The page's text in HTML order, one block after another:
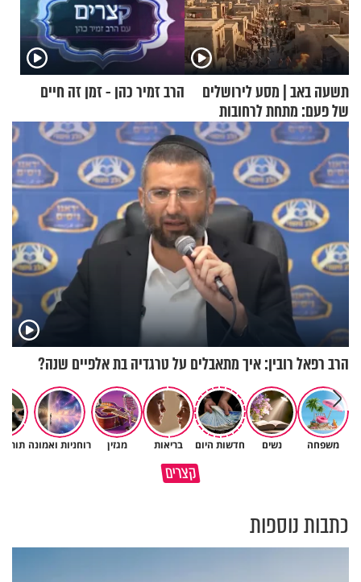
תשעה באב | מסע לירושלים
של פעם: מתחת לרחובות
ירושלים
הרב זמיר כהן - זמן זה חיים
הרב רפאל רובין: איך מתאבלים על טרגדיה בת אלפיים שנה?
משפחה נשים חדשות היום בריאות מגזין רוחניות ואמונה תורה
קצרים
הגעתי לגיל 108 בזכות הכיבוד
כתבות נוספות